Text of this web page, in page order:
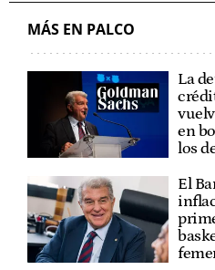
MÁS EN PALCO
La
en
los
El